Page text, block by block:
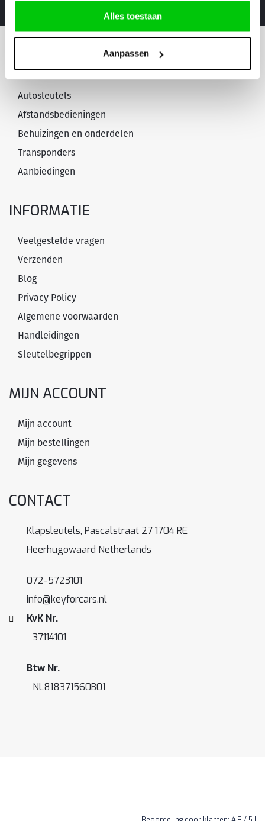
Alles toestaan
Aanpassen
PRODUCTEN & DIENSTEN
Autosleutels
Afstandsbedieningen
Behuizingen en onderdelen
Transponders
Aanbiedingen
INFORMATIE
Veelgestelde vragen
Verzenden
Blog
Privacy Policy
Algemene voorwaarden
Handleidingen
Sleutelbegrippen
MIJN ACCOUNT
Mijn account
Mijn bestellingen
Mijn gegevens
CONTACT
Klapsleutels, Pascalstraat 27 1704 RE
Heerhugowaard Netherlands
072-5723101
info@keyforcars.nl
KvK Nr.
37114101
Btw Nr.
NL818371560B01